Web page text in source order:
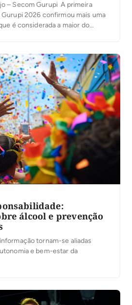
– Secom Gurupi A primeira
Gurupi 2026 confirmou mais uma
é considerada a maior do
álcool e prevenção
tornam-se aliadas
e bem-estar da